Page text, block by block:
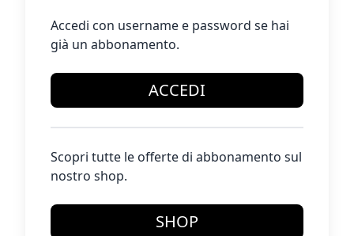
Accedi con username e password se hai
già un abbonamento.
ACCEDI
Scopri tutte le offerte di abbonamento sul
nostro shop.
SHOP